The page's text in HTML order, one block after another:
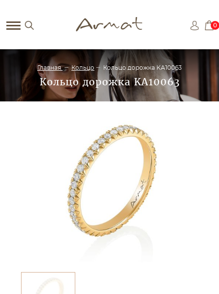
0
Главная Кольцо Кольцо дорожка KA10063
Кольцо дорожка KA10063